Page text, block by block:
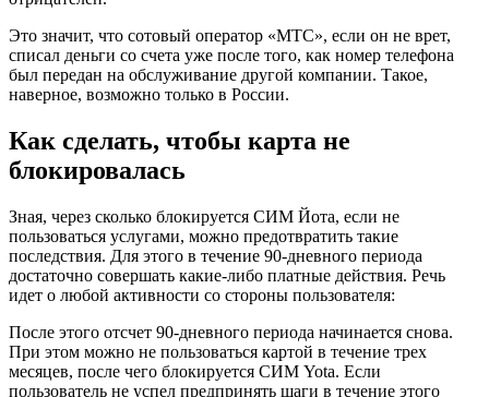
Это значит, что сотовый оператор «МТС», если он не врет,
списал деньги со счета уже после того, как номер телефона
был передан на обслуживание другой компании. Такое,
наверное, возможно только в России.
Как сделать, чтобы карта не
блокировалась
Зная, через сколько блокируется СИМ Йота, если не
пользоваться услугами, можно предотвратить такие
последствия. Для этого в течение 90-дневного периода
достаточно совершать какие-либо платные действия. Речь
идет о любой активности со стороны пользователя:
После этого отсчет 90-дневного периода начинается снова.
При этом можно не пользоваться картой в течение трех
месяцев, после чего блокируется СИМ Yota. Если
пользователь не успел предпринять шаги в течение этого